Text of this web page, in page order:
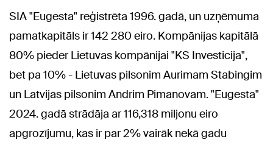
SIA "Eugesta" reģistrēta 1996. gadā, un uzņēmuma
pamatkapitāls ir 142 280 eiro. Kompānijas kapitālā
80% pieder Lietuvas kompānijai "KS Investicija",
bet pa 10% - Lietuvas pilsonim Aurimam Stabingim
un Latvijas pilsonim Andrim Pimanovam. "Eugesta"
2024. gadā strādāja ar 116,318 miljonu eiro
apgrozījumu, kas ir par 2% vairāk nekā gadu